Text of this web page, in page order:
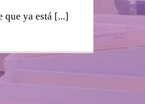
que ya está [...]